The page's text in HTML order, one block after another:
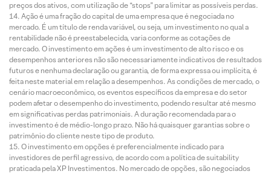
preços dos ativos, com utilização de “stops” para limitar as possíveis perdas.
Ação é uma fração do capital de uma empresa que é negociada no
mercado. É um título de renda variável, ou seja, um investimento no qual a
rentabilidade não é preestabelecida, varia conforme as cotações de
mercado. O investimento em ações é um investimento de alto risco e os
desempenhos anteriores não são necessariamente indicativos de resultados
futuros e nenhuma declaração ou garantia, de forma expressa ou implícita, é
feita neste material em relação a desempenhos. As condições de mercado, o
cenário macroeconômico, os eventos específicos da empresa e do setor
podem afetar o desempenho do investimento, podendo resultar até mesmo
em significativas perdas patrimoniais. A duração recomendada para o
investimento é de médio-longo prazo. Não há quaisquer garantias sobre o
patrimônio do cliente neste tipo de produto.
O investimento em opções é preferencialmente indicado para
investidores de perfil agressivo, de acordo com a política de suitability
praticada pela XP Investimentos. No mercado de opções, são negociados